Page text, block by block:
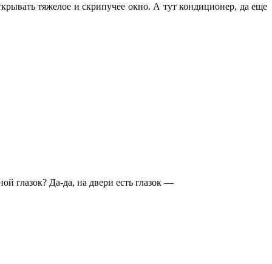
тяжелое и скрипучее окно. А тут кондиционер, да еще
глазок? Да-да, на двери есть глазок —